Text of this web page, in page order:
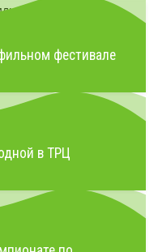
фестивале
в ТРЦ